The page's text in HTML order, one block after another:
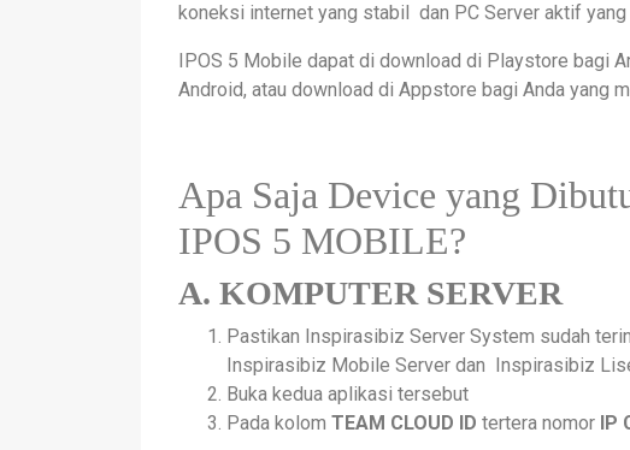
koneksi internet yang stabil dan PC Server aktif
IPOS 5 Mobile dapat di download di Playstore bagi
Android, atau download di Appstore bagi Anda yang
Apa Saja Device yang
IPOS 5 MOBILE?
A. KOMPUTER SERVER
Pastikan Inspirasibiz Server System sudah
Inspirasibiz Mobile Server dan Inspirasibiz
Buka kedua aplikasi tersebut
Pada kolom TEAM CLOUD ID tertera nomor IP